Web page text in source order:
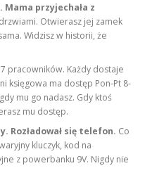
Mama przyjechała z
Otwierasz jej zamek
Widzisz w historii, że
7 pracowników. Każdy dostaje
księgowa ma dostęp Pon-Pt 8-
mu go nadasz. Gdy ktoś
mu dostęp.
Rozładował się telefon. Co
kluczyk, kod na
z powerbanku 9V. Nigdy nie